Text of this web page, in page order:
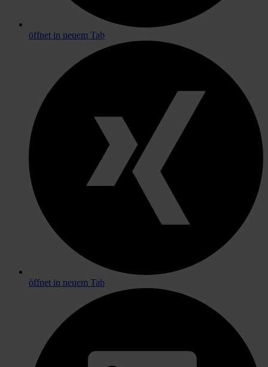
öffnet in neuem Tab
öffnet in neuem Tab